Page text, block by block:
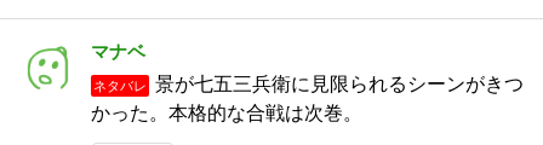
マナベ
ネタバレ
景が七五三兵衛に見限られるシーンがきつ
かった。本格的な合戦は次巻。